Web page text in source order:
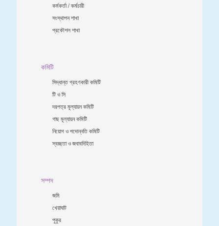
কর্মকর্তা / কর্মচারী
সংস্থাপন শাখা
প্রকৌশল শাখা
কমিটি
সিদ্ধান্ত গ্রহণকারী কমিটি
টি ও সি
দরপত্র মূল্যায়ন কমিটি
গাছ মূল্যায়ন কমিটি
নিয়োগ ও পদোন্নতি কমিটি
স্বচ্ছতা ও জবাবদিহিতা
সম্পদ
জমি
খেয়াঘাট
পুকুর